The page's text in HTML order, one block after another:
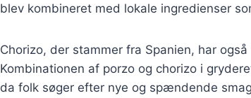
blev kombineret med lokale ingredienser
Chorizo, der stammer fra Spanien, har
Kombinationen af porzo og chorizo i
da folk søger efter nye og spændende